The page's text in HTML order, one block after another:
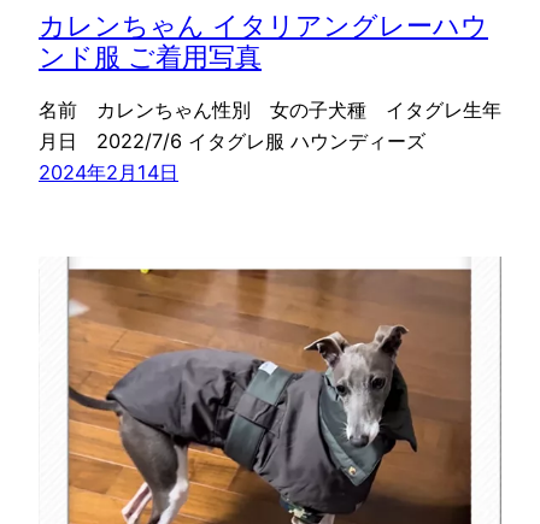
カレンちゃん イタリアングレーハウ
ンド服 ご着用写真
名前 カレンちゃん性別 女の子犬種 イタグレ生年
月日 2022/7/6 イタグレ服 ハウンディーズ
2024年2月14日